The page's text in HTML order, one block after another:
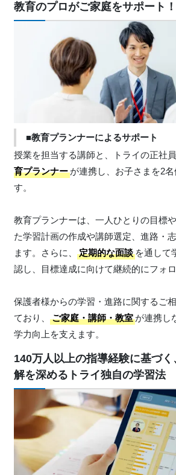
教育のプロがご家庭をサポート！
■教育プランナーによるサポート
授業を担当する講師と、トライの正社
育プランナーが連携し、お子さまを2
す。
教育プランナーは、一人ひとりの目標
た学習計画の作成や講師選定、進路・
ます。さらに、
定期的な面談を通して
認し、目標達成に向けて継続的にフォロ
保護者様からの学習・進路に関するご
ており、
ご家庭・講師・教室が連携し
学力向上を支えます。
140万人以上の指導経験に基づ
解を深めるトライ独自の学習法